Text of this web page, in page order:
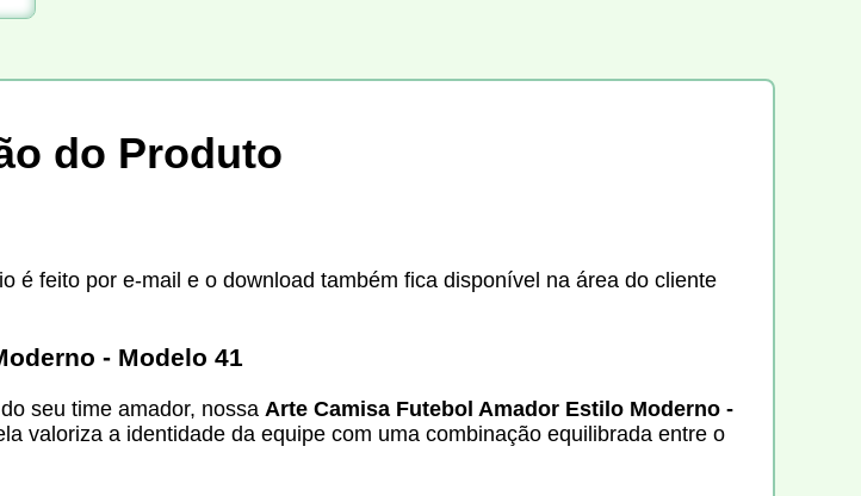
do Produto
é feito por e-mail e o download também fica disponível na área do cliente
- Modelo 41
seu time amador, nossa Arte Camisa Futebol Amador Estilo Moderno -
valoriza a identidade da equipe com uma combinação equilibrada entre o